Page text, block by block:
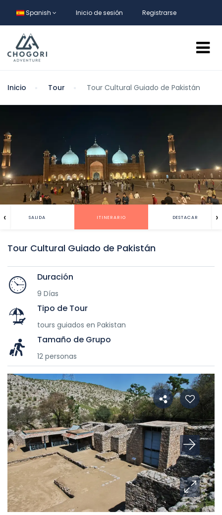
Spanish Inicio de sesión Registrarse
Inicio Tour Tour Cultural Guiado de Pakistán
SALIDA ITINERARIO DESTACAR
‹ ›
Tour Cultural Guiado de Pakistán
Duración
9 Días
Tipo de Tour
tours guiados en Pakistan
Tamaño de Grupo
12 personas